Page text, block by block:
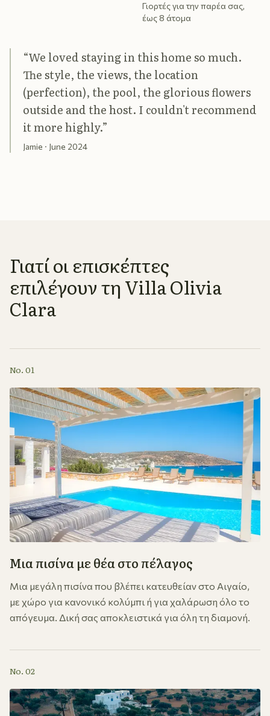
Γιορτές για την παρέα σας,
έως 8 άτομα
“We loved staying in this home so much.
The style, the views, the location
(perfection), the pool, the glorious flowers
outside and the host. I couldn't recommend
it more highly.”
Jamie · June 2024
Γιατί οι επισκέπτες
επιλέγουν τη Villa Olivia
Clara
No. 01
Μια πισίνα με θέα στο πέλαγος
Μια μεγάλη πισίνα που βλέπει κατευθείαν στο Αιγαίο,
με χώρο για κανονικό κολύμπι ή για χαλάρωση όλο το
απόγευμα. Δική σας αποκλειστικά για όλη τη διαμονή.
No. 02